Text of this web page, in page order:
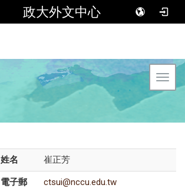
政大外文中心
姓名 崔正芳
電子郵
ctsui@nccu.edu.tw